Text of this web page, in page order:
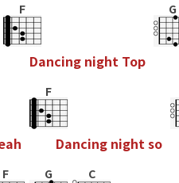
F
Dancing night Top
G
ah
F
Dancing nightso
F G C